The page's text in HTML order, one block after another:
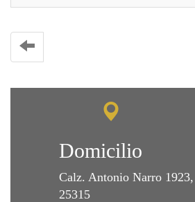
Domicilio
Calz. Antonio Narro
25315